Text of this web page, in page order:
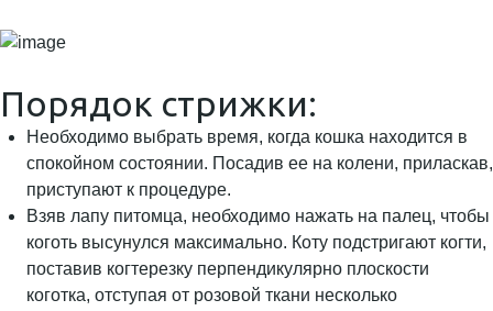
Порядок стрижки:
Необходимо выбрать время, когда кошка находится в
спокойном состоянии. Посадив ее на колени, приласкав,
приступают к процедуре.
Взяв лапу питомца, необходимо нажать на палец, чтобы
коготь высунулся максимально. Коту подстригают когти,
поставив когтерезку перпендикулярно плоскости
коготка, отступая от розовой ткани несколько